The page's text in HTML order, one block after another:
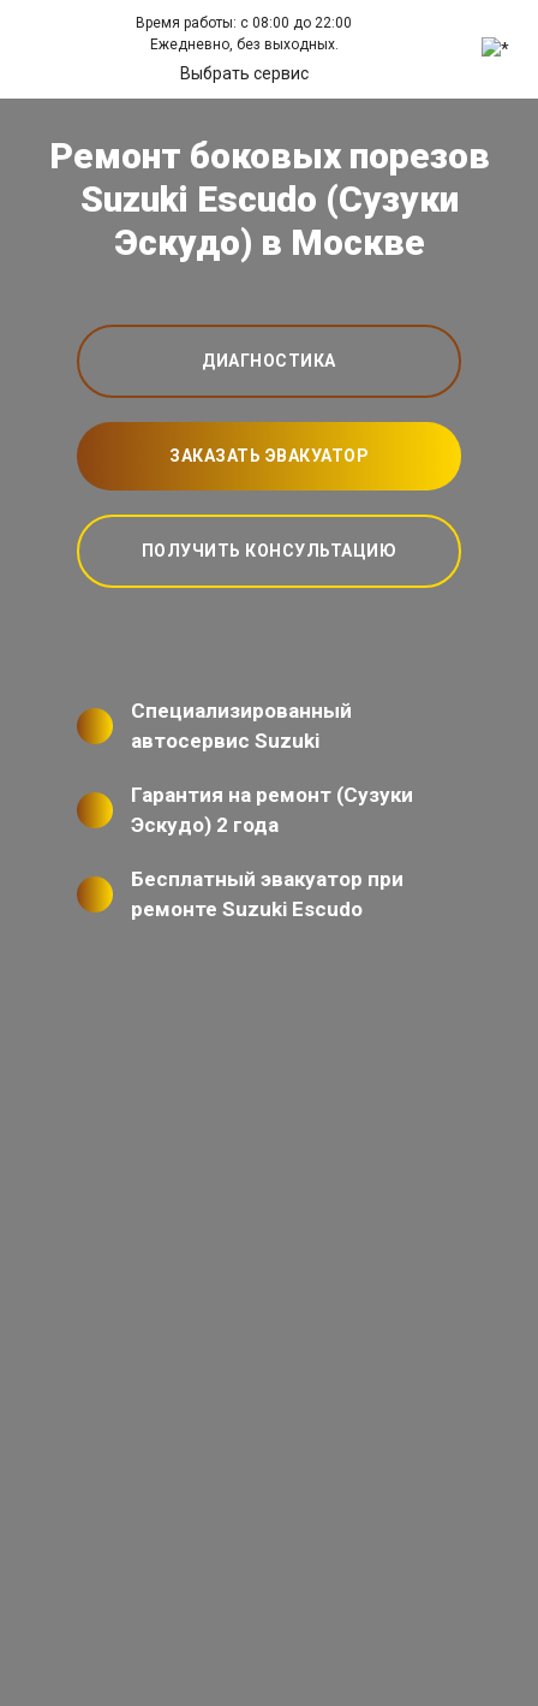
Время работы: с 08:00 до 22:00
Ежедневно, без выходных.
Выбрать сервис
Ремонт боковых порезов
Suzuki Escudo (Сузуки
Эскудо) в Москве
ДИАГНОСТИКА
ЗАКАЗАТЬ ЭВАКУАТОР
ПОЛУЧИТЬ КОНСУЛЬТАЦИЮ
Специализированный
автосервис Suzuki
Гарантия на ремонт (Сузуки
Эскудо) 2 года
Бесплатный эвакуатор при
ремонте Suzuki Escudo